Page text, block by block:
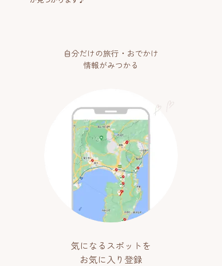
自分だけの旅行・おでかけ
情報がみつかる
気になるスポットを
お気に入り登録